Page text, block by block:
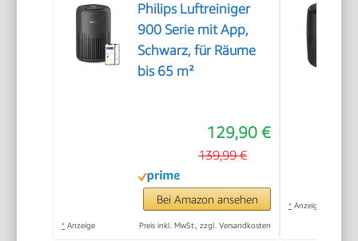
Philips Luftreiniger
900 Serie mit App,
Schwarz, für Räume
bis 65 m²
129,90 €
139,99 €
Bei Amazon ansehen
* Anzeige Preis inkl. MwSt., zzgl. Versandkosten
* Anzeige